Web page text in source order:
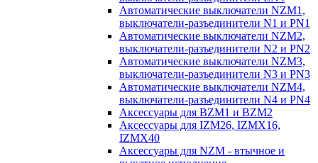
Автоматические выключатели NZM1,
выключатели-разъединители N1 и PN1
Автоматические выключатели NZM2,
выключатели-разъединители N2 и PN2
Автоматические выключатели NZM3,
выключатели-разъединители N3 и PN3
Автоматические выключатели NZM4,
выключатели-разъединители N4 и PN4
Аксессуары для BZM1 и BZM2
Аксессуары для IZM26, IZMX16,
IZMX40
Аксессуары для NZM - втычное и